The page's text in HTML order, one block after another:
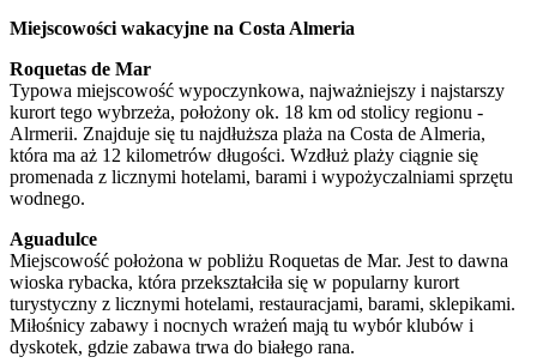
Miejscowości wakacyjne na Costa Almeria
Roquetas de Mar
Typowa miejscowość wypoczynkowa, najważniejszy i najstarszy
kurort tego wybrzeża, położony ok. 18 km od stolicy regionu -
Alrmerii. Znajduje się tu najdłuższa plaża na Costa de Almeria,
która ma aż 12 kilometrów długości. Wzdłuż plaży ciągnie się
promenada z licznymi hotelami, barami i wypożyczalniami sprzętu
wodnego.
Aguadulce
Miejscowość położona w pobliżu Roquetas de Mar. Jest to dawna
wioska rybacka, która przekształciła się w popularny kurort
turystyczny z licznymi hotelami, restauracjami, barami, sklepikami.
Miłośnicy zabawy i nocnych wrażeń mają tu wybór klubów i
dyskotek, gdzie zabawa trwa do białego rana.